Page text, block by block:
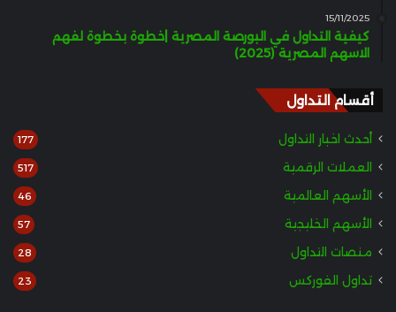
15/11/2025
كيفية التداول في البورصة المصرية |خطوة بخطوة لفهم
الاسهم المصرية (2025)
أقسام التداول
أحدث اخبار التداول 177
العملات الرقمية 517
الأسهم العالمية 46
الأسهم الخليجية 57
منصات التداول 28
تداول الفوركس 23